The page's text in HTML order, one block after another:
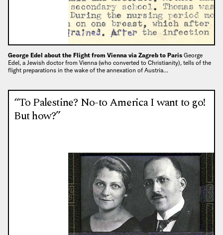
George Edel about the Flight from Vienna via Zagreb to Paris George
Edel, a Jewish doctor from Vienna (who converted to Christianity), tells of the
flight preparations in the wake of the annexation of Austria…
“To Palestine? No-to America I want to go!
But how?”